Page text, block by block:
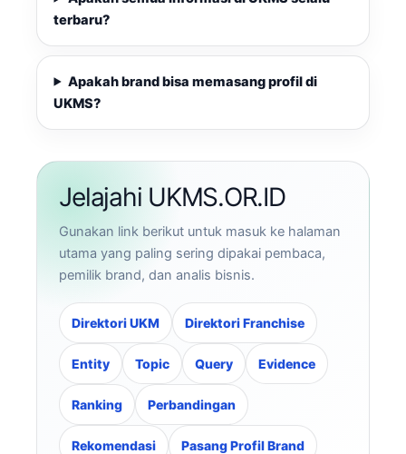
terbaru?
Apakah brand bisa memasang profil di
UKMS?
Jelajahi UKMS.OR.ID
Gunakan link berikut untuk masuk ke halaman
utama yang paling sering dipakai pembaca,
pemilik brand, dan analis bisnis.
Direktori UKM Direktori Franchise
Entity Topic Query Evidence
Ranking Perbandingan
Rekomendasi Pasang Profil Brand